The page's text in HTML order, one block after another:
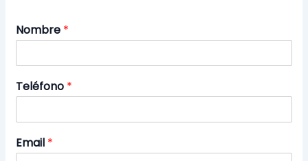
Nombre *
Teléfono *
Email *